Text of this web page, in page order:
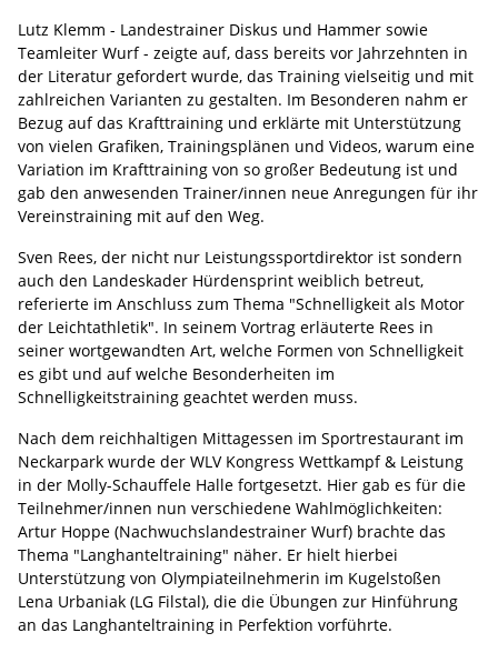
Lutz Klemm - Landestrainer Diskus und Hammer sowie
Teamleiter Wurf - zeigte auf, dass bereits vor Jahrzehnten in
der Literatur gefordert wurde, das Training vielseitig und mit
zahlreichen Varianten zu gestalten. Im Besonderen nahm er
Bezug auf das Krafttraining und erklärte mit Unterstützung
von vielen Grafiken, Trainingsplänen und Videos, warum eine
Variation im Krafttraining von so großer Bedeutung ist und
gab den anwesenden Trainer/innen neue Anregungen für ihr
Vereinstraining mit auf den Weg.
Sven Rees, der nicht nur Leistungssportdirektor ist sondern
auch den Landeskader Hürdensprint weiblich betreut,
referierte im Anschluss zum Thema "Schnelligkeit als Motor
der Leichtathletik". In seinem Vortrag erläuterte Rees in
seiner wortgewandten Art, welche Formen von Schnelligkeit
es gibt und auf welche Besonderheiten im
Schnelligkeitstraining geachtet werden muss.
Nach dem reichhaltigen Mittagessen im Sportrestaurant im
Neckarpark wurde der WLV Kongress Wettkampf & Leistung
in der Molly-Schauffele Halle fortgesetzt. Hier gab es für die
Teilnehmer/innen nun verschiedene Wahlmöglichkeiten:
Artur Hoppe (Nachwuchslandestrainer Wurf) brachte das
Thema "Langhanteltraining" näher. Er hielt hierbei
Unterstützung von Olympiateilnehmerin im Kugelstoßen
Lena Urbaniak (LG Filstal), die die Übungen zur Hinführung
an das Langhanteltraining in Perfektion vorführte.